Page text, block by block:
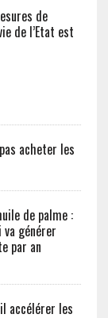
de
de l’Etat est
acheter les
de palme :
va générer
par an
accélérer les